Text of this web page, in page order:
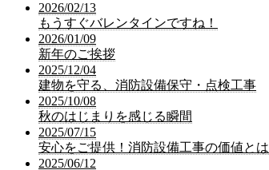
2026/02/13
もうすぐバレンタインですね！
2026/01/09
新年のご挨拶
2025/12/04
建物を守る、消防設備保守・点検工事
2025/10/08
秋のはじまりを感じる瞬間
2025/07/15
安心をご提供！消防設備工事の価値とは
2025/06/12